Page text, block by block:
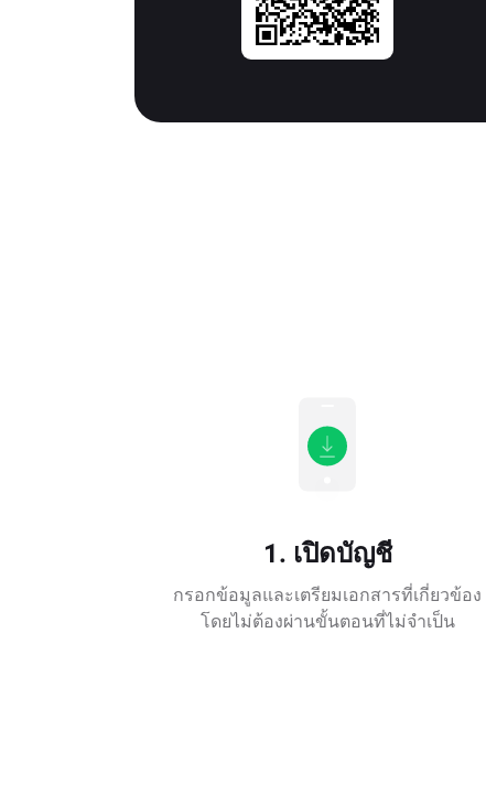
1. เปิดบัญชี
กรอกข้อมูลและเตรียมเอกสารที่เกี่ยวข้อง
โดยไม่ต้องผ่านขั้นตอนที่ไม่จำเป็น